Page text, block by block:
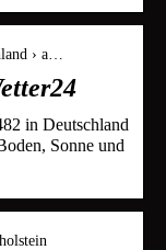
› a…
in Deutschland
Sonne und